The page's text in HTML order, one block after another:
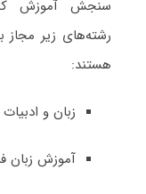
سنجش آموزش
رشته‌های زیر مجاز
هستند:
زبان و
آموزش زبان